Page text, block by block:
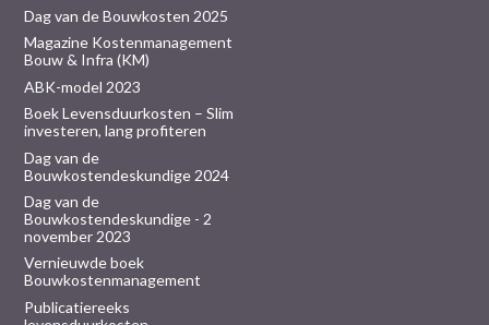
Dag van de Bouwkosten 2025
Magazine Kostenmanagement
Bouw & Infra (KM)
ABK-model 2023
Boek Levensduurkosten – Slim
investeren, lang profiteren
Dag van de
Bouwkostendeskundige 2024
Dag van de
Bouwkostendeskundige - 2
november 2023
Vernieuwde boek
Bouwkostenmanagement
Publicatiereeks